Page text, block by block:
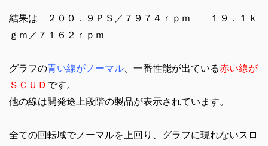
結果は ２００．９ＰＳ／７９７４ｒｐｍ １９．１ｋ
ｇｍ／７１６２ｒｐｍ
グラフの青い線がノーマル、一番性能が出ている赤い線が
ＳＣＵＤ です。
他の線は開発途上段階の製品が表示されています。
全ての回転域でノーマルを上回り、グラフに現れないスロ